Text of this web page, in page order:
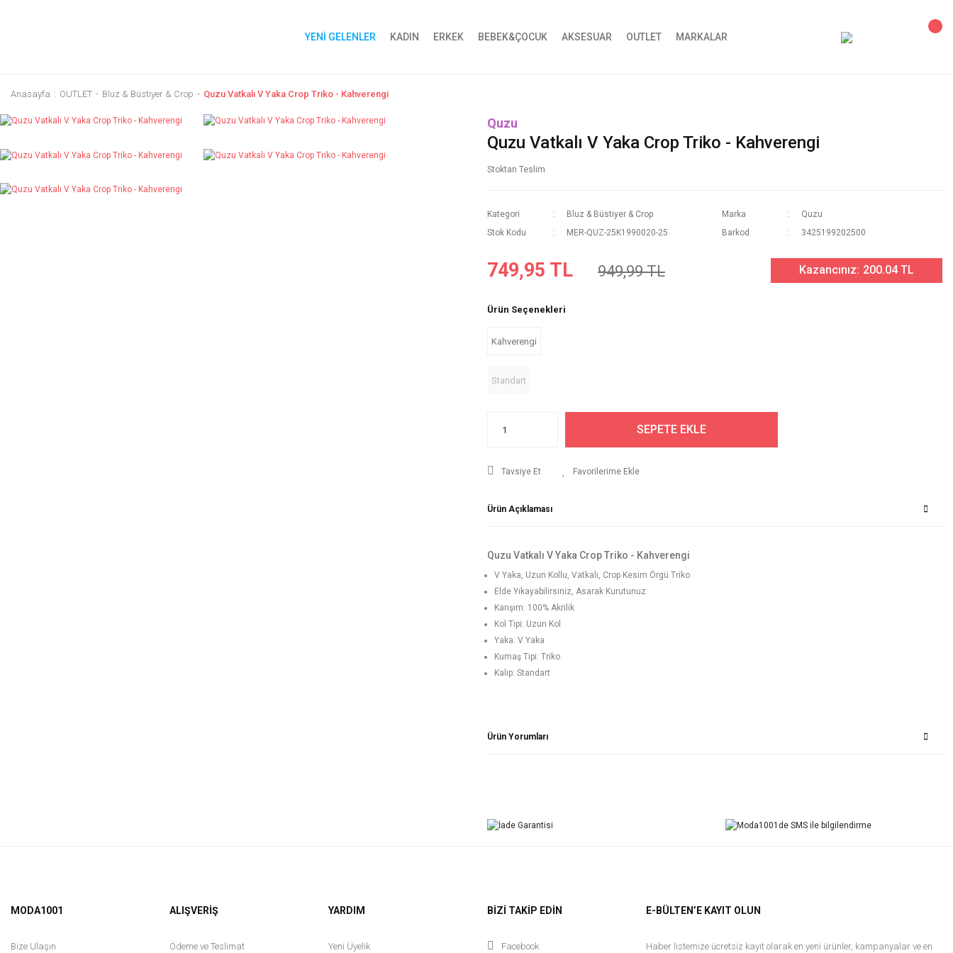
YENİ GELENLER KADIN ERKEK BEBEK&ÇOCUK AKSESUAR OUTLET MARKALAR
Anasayfa OUTLET Bluz & Büstiyer & Crop Quzu Vatkalı V Yaka Crop Triko - Kahverengi
Quzu
Quzu Vatkalı V Yaka Crop Triko - Kahverengi
Stoktan Teslim
Kategori Bluz & Büstiyer & Crop Marka
Quzu
Stok Kodu
MER-QUZ-25K1990020-25 Barkod 3425199202500
749,95 TL 949,99 TL Kazancınız: 200.04 TL
Ürün Seçenekleri
Kahverengi
Standart
SEPETE EKLE
Tavsiye Et
Ürün Açıklaması
Quzu Vatkalı V Yaka Crop Triko - Kahverengi
V Yaka, Uzun Kollu, Vatkalı, Crop Kesim Örgü Triko
Elde Yıkayabilirsiniz, Asarak Kurutunuz
Karışım: 100% Akrilik
Kol Tipi: Uzun Kol
Yaka: V Yaka
Kumaş Tipi: Triko
Kalıp: Standart
Ürün Yorumları
Yorum Yaz
MODA1001
Bize Ulaşın
ALIŞVERİŞ
Ödeme ve Teslimat
YARDIM
Yeni Üyelik
BİZİ TAKİP EDİN
Facebook
E-BÜLTEN’E KAYIT OLUN
Haber listemize ücretsiz kayıt olarak en yeni ürünler, kampanyalar ve en